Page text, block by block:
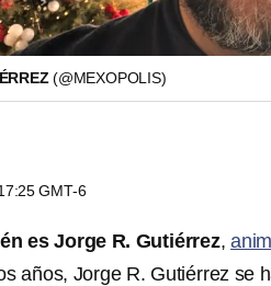
(@MEXOPOLIS)
GMT-6
es Jorge R. Gutiérrez,
años, Jorge R. Gutiérrez se